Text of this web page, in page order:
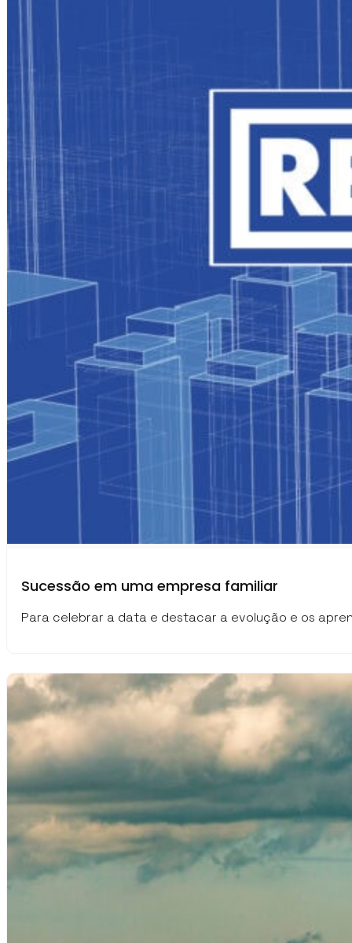
Sucessão em uma empresa familiar
Para celebrar a data e destacar a evolução e os